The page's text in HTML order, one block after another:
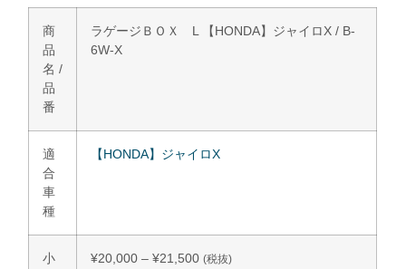
商
品
名 /
品
番
ラゲージＢＯＸ L 【HONDA】ジャイロX / B-
6W-X
適
合
車
種
【HONDA】ジャイロX
小
¥20,000 –¥21,500 (税抜)